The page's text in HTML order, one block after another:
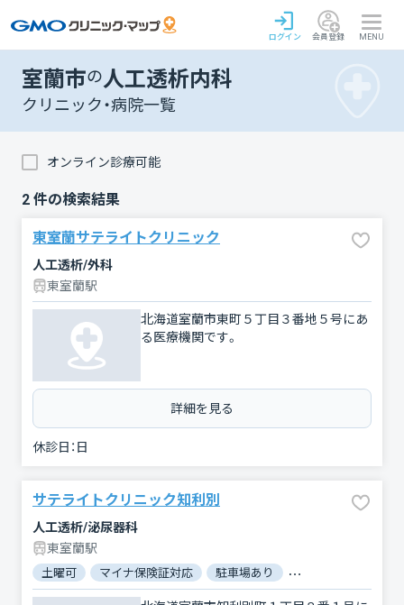
ログイン 会員登録 MENU
室蘭市の人工透析内科
クリニック・病院一覧
オンライン診療可能
2 件の検索結果
東室蘭サテライトクリニック
人工透析/外科
東室蘭駅
北海道室蘭市東町５丁目３番地５号にあ
る医療機関です。
詳細を見る
休診日： 日
サテライトクリニック知利別
人工透析/泌尿器科
東室蘭駅
土曜可 マイナ保険証対応 駐車場あり バリアフリー